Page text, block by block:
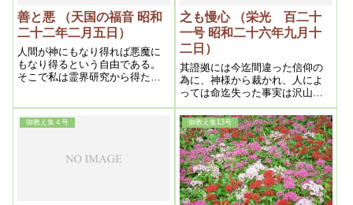
あるから寧ろ喜んでいいのであ
る。而もこの結果今日迄悪が利
用して来た文化は一転して善の
自由となり、ここに待望の地上
天国は生れる段階となるのであ
る
は本当は九柱で九大龍王です。
その中の一柱が伊都能売大神で
す。
善と悪 （天国の福音 昭和
二十二年二月五日）
人間が神にもなり得れば悪魔に
もなり得るという自由である。
そこで私は霊界研究から得た神
之も慢心 （栄光 百二十
一号 昭和二十六年九月十
二日）
其證拠には今迄間違った信仰の
為に、神様から裁かれ、人によ
っては命迄失った事実は沢山あ
り、古い信者は幾度も経験して
いるであろう、だから人の善悪
を批判する前に、先ず自分の腹
の中の善悪を見る事である。
御教え集４号 御教え集13号